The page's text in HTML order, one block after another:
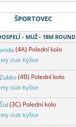
ŠPORTOVEC
- MUŽ - 18M ROUND
(4A) Polední kolo
club Kyšice
(4B) Polední kolo
club Kyšice
(3C) Polední kolo
club Kyšice